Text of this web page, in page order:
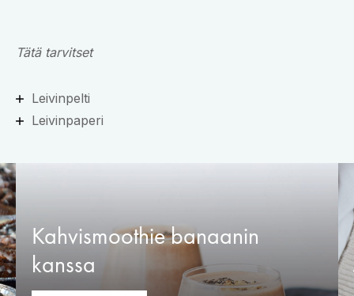
Tätä tarvitset
Leivinpelti
Leivinpaperi
Kahvismoothie banaanin
kanssa